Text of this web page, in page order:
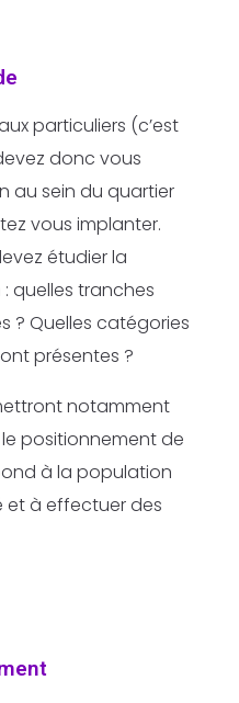
particuliers (c’est
donc vous
au sein du quartier
vous implanter.
étudier la
quelles tranches
? Quelles catégories
présentes ?
notamment
positionnement de
à la population
et à effectuer des